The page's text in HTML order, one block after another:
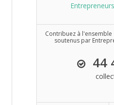
Contribuez à
soutenus par
44